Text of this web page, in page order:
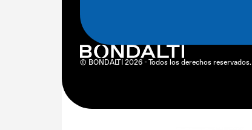
© BONDALTI 2026 - Todos los derechos reservados.